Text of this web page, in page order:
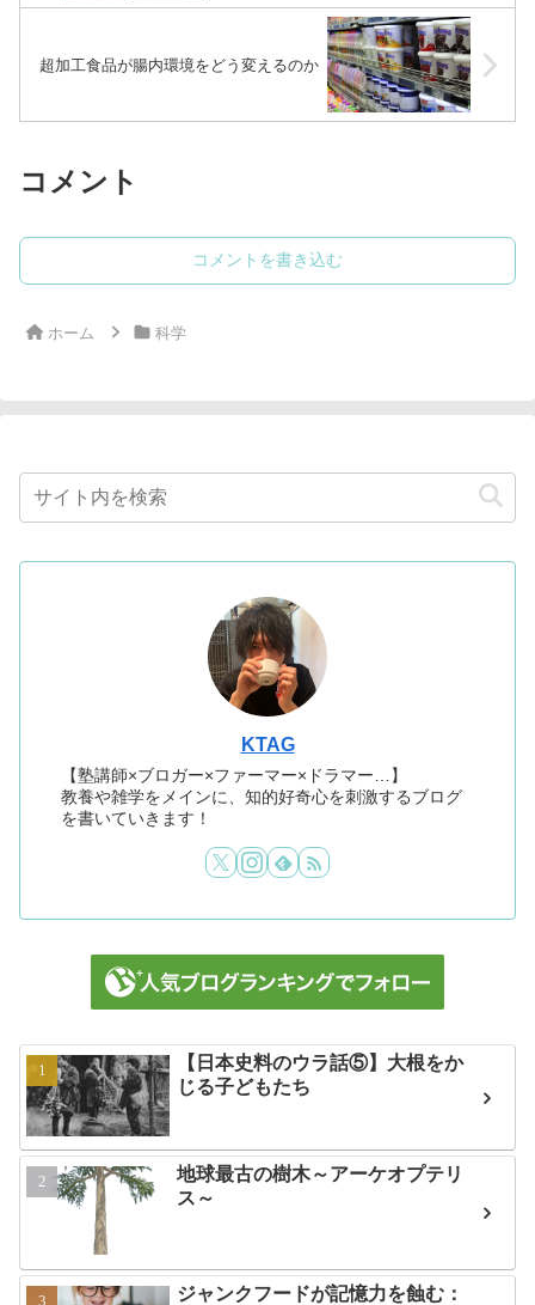
超加工食品が腸内環境をどう変えるのか
コメント
コメントを書き込む
ホーム 科学
KTAG
【塾講師×ブロガー×ファーマー×ドラマー…】
教養や雑学をメインに、知的好奇心を刺激するブログ
を書いていきます！
【日本史料のウラ話⑤】大根をか
じる子どもたち
地球最古の樹木～アーケオプテリ
ス～
ジャンクフードが記憶力を蝕む：